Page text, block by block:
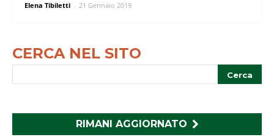
Elena Tibiletti - 21 Gennaio 2019
CERCA NEL SITO
RIMANI AGGIORNATO